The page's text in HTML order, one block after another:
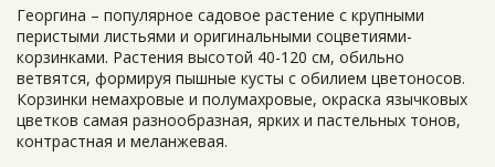
Георгина – популярное садовое растение с крупными
перистыми листьями и оригинальными соцветиями-
корзинками. Растения высотой 40-120 см, обильно
ветвятся, формируя пышные кусты с обилием цветоносов.
Корзинки немахровые и полумахровые, окраска язычковых
цветков самая разнообразная, ярких и пастельных тонов,
контрастная и меланжевая.